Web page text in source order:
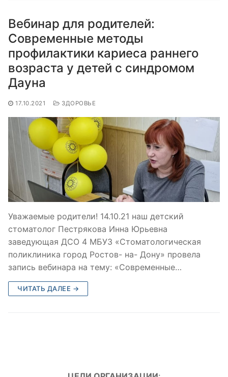
Вебинар для родителей:
Современные методы
профилактики кариеса раннего
возраста у детей с синдромом
Дауна
17.10.2021 ЗДОРОВЬЕ
Уважаемые родители! 14.10.21 наш детский
стоматолог Пестрякова Инна Юрьевна
заведующая ДСО 4 МБУЗ «Стоматологическая
поликлиника город Ростов- на- Дону» провела
запись вебинара на тему: «Современные…
ЧИТАТЬ ДАЛЕЕ →